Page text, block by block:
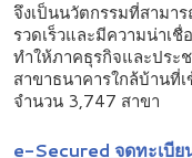
จึงเป็นนวัตกรรมที่สามา
รวดเร็วและมีความน่าเ
ทำให้ภาคธุรกิจและปร
สาขาธนาคารใกล้บ้านที่
จำนวน 3,747 สาขา
e-Secured จดทะเบี